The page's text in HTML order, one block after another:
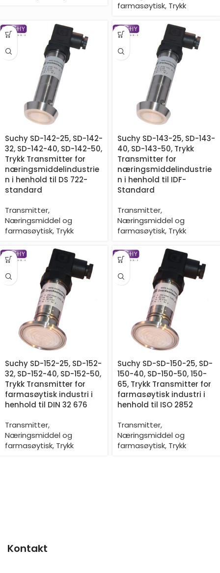
farmasøytisk, Trykk
Suchy SD-142-25, SD-142-
32, SD-142-40, SD-142-50,
Trykk Transmitter for
næringsmiddelindustrie
n i henhold til DS 722-
standard
Transmitter,
Næringsmiddel og
farmasøytisk, Trykk
Suchy SD-143-25, SD-143-
40, SD-143-50, Trykk
Transmitter for
næringsmiddelindustrie
n i henhold til IDF-
Standard
Transmitter,
Næringsmiddel og
farmasøytisk, Trykk
Suchy SD-152-25, SD-152-
32, SD-152-40, SD-152-50,
Trykk Transmitter for
farmasøytisk industri i
henhold til DIN 32 676
Transmitter,
Næringsmiddel og
farmasøytisk, Trykk
Suchy SD-SD-150-25, SD-
150-40, SD-150-50, 150-
65, Trykk Transmitter for
farmasøytisk industri i
henhold til ISO 2852
Transmitter,
Næringsmiddel og
farmasøytisk, Trykk
Kontakt